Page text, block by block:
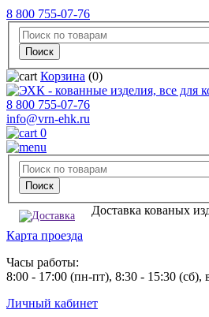
8 800 755-07-76
Корзина (0)
8 800 755-07-76
info@vrn-ehk.ru
0
Доставка кованых
Карта проезда
Часы работы:
8:00 - 17:00 (пн-пт), 8:30 - 15:30 (сб),
Личный кабинет